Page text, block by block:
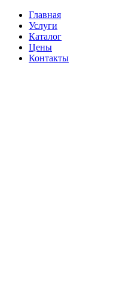
Главная
Услуги
Каталог
Цены
Контакты